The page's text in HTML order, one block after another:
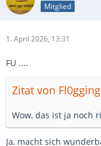
Mitglied
1. April 2026, 13:31
FU ....
Zitat von Fl0gging
Wow, das ist ja noch
Ja, macht sich